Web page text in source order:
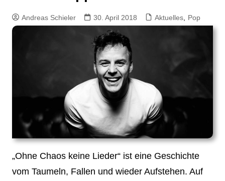
Andreas Schieler 30. April 2018 Aktuelles, Pop
„Ohne Chaos keine Lieder“ ist eine Geschichte
vom Taumeln, Fallen und wieder Aufstehen. Auf